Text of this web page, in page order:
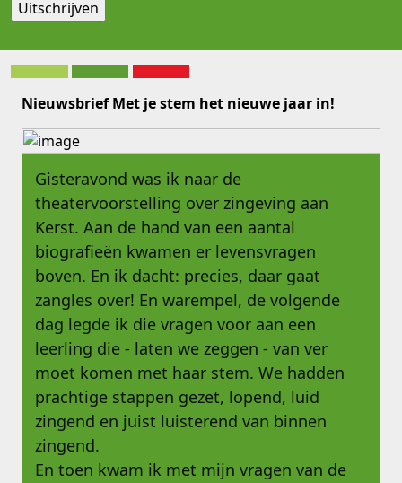
Nieuwsbrief Met je stem het nieuwe jaar in!
Gisteravond was ik naar de
theatervoorstelling over zingeving aan
Kerst. Aan de hand van een aantal
biografieën kwamen er levensvragen
boven. En ik dacht: precies, daar gaat
zangles over! En warempel, de volgende
dag legde ik die vragen voor aan een
leerling die - laten we zeggen - van ver
moet komen met haar stem. We hadden
prachtige stappen gezet, lopend, luid
zingend en juist luisterend van binnen
zingend.
En toen kwam ik met mijn vragen van de